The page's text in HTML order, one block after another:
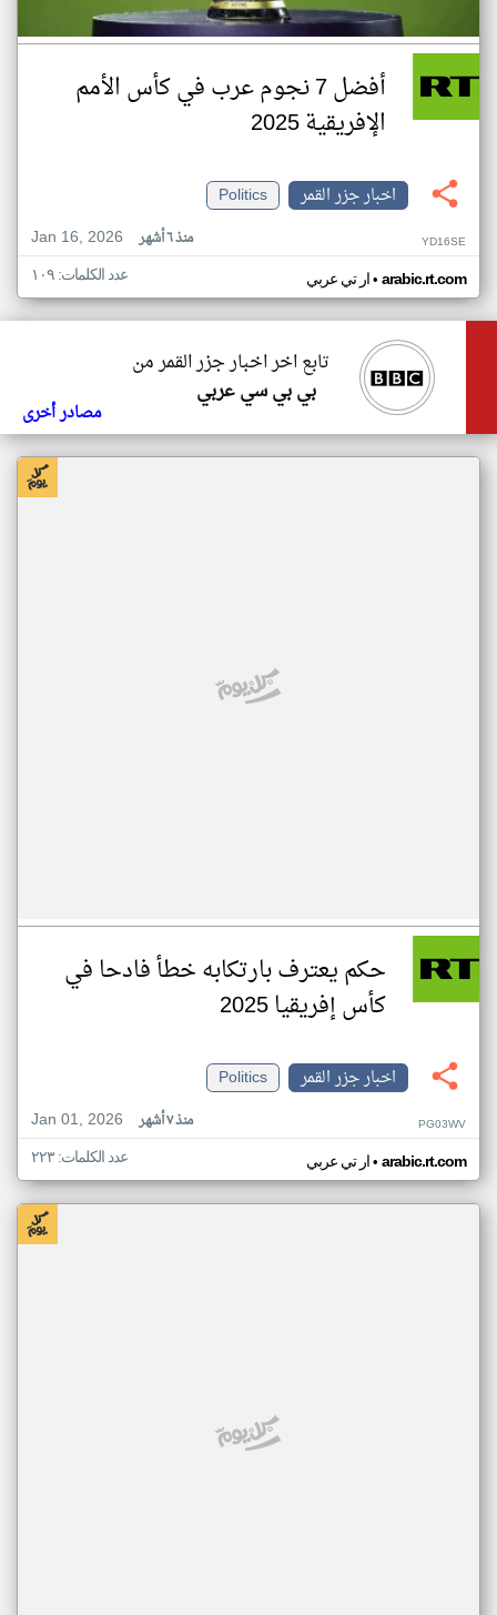
أفضل 7 نجوم عرب في كأس الأمم
الإفريقية 2025
اخبار جزر القمر
Politics
Jan 16, 2026
منذ ٦ أشهر YD16SE
ار تي عربي• arabic.rt.com عدد الكلمات: ١٠٩
تابع اخر اخبار جزر القمر من
بي بي سي عربي
مصادر أخرى
حكم يعترف بارتكابه خطأ فادحا في
كأس إفريقيا 2025
اخبار جزر القمر
Politics
Jan 01, 2026
منذ ٧ أشهر PG03WV
ار تي عربي• arabic.rt.com عدد الكلمات: ٢٢٣